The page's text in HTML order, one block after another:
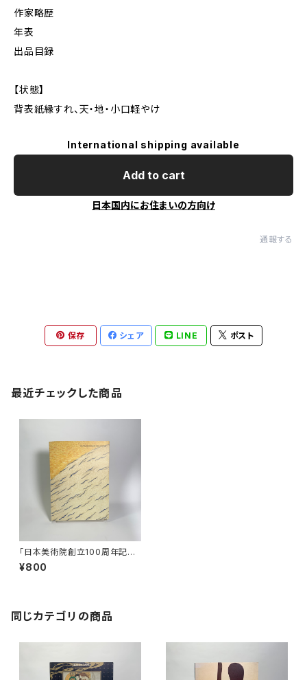
作家略歴
年表
出品目録
【状態】
背表紙縁すれ、天・地・小口軽やけ
International shipping available
Add to cart
日本国内にお住まいの方向け
通報する
保存 シェア LINE ポスト
最近チェックした商品
「日本美術院創立100周年記念
特別展 近代日本美術の軌跡」
展図録
¥800
同じカテゴリの商品